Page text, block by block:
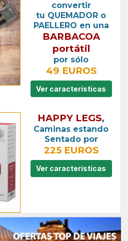
convertir
tu QUEMADOR o
PAELLERO en una
BARBACOA
portátil
por sólo
49 EUROS
Ver características
HAPPY LEGS,
Caminas estando
Sentado por
225 EUROS
Ver características